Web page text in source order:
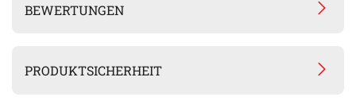
BEWERTUNGEN
PRODUKTSICHERHEIT